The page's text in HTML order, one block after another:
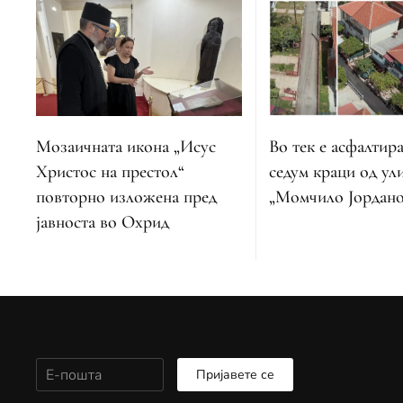
Мозаичната икона „Исус
Христос на престол“
повторно изложена пред
јавноста во Охрид
Во тек е
седум краци од
„Момчило
Пријавете се